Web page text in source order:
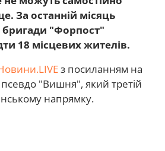
За останній місяць
"Форпост"
18 місцевих жителів.
з посиланням на
"Вишня", який третій
напрямку.